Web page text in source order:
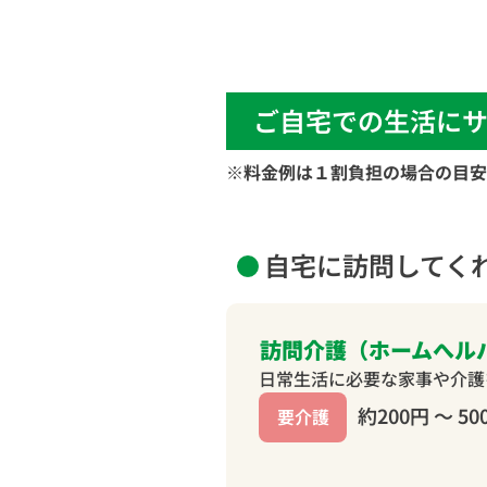
ご自宅での生活に
※料金例は１割負担の場合の目
自宅に訪問してく
訪問介護（ホームへル
日常生活に必要な家事や介
要介護
約200円 〜